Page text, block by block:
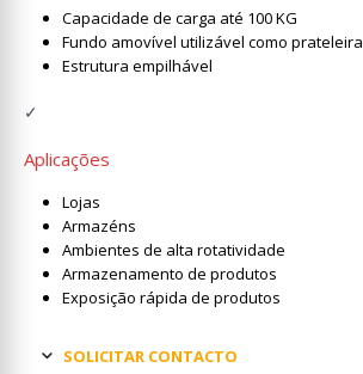
Capacidade de carga até 100 KG
Fundo amovível utilizável como prateleira
Estrutura empilhável
✓
Aplicações
Lojas
Armazéns
Ambientes de alta rotatividade
Armazenamento de produtos
Exposição rápida de produtos
SOLICITAR CONTACTO